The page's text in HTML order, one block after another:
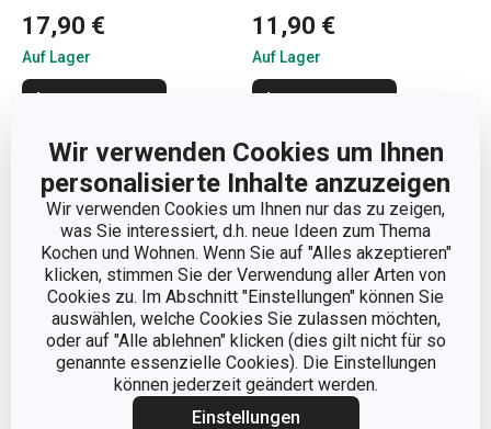
Wir verwenden Cookies um Ihnen
personalisierte Inhalte anzuzeigen
Wir verwenden Cookies um Ihnen nur das zu zeigen,
was Sie interessiert, d.h. neue Ideen zum Thema
Kochen und Wohnen. Wenn Sie auf "Alles akzeptieren"
klicken, stimmen Sie der Verwendung aller Arten von
Cookies zu. Im Abschnitt "Einstellungen" können Sie
auswählen, welche Cookies Sie zulassen möchten,
oder auf "Alle ablehnen" klicken (dies gilt nicht für so
genannte essenzielle Cookies). Die Einstellungen
können jederzeit geändert werden.
Einstellungen
17,90 €
Auf Lager
Warenkorb
11,90 €
Auf Lager
Warenkorb
Versandkostenfrei Versandkostenfrei